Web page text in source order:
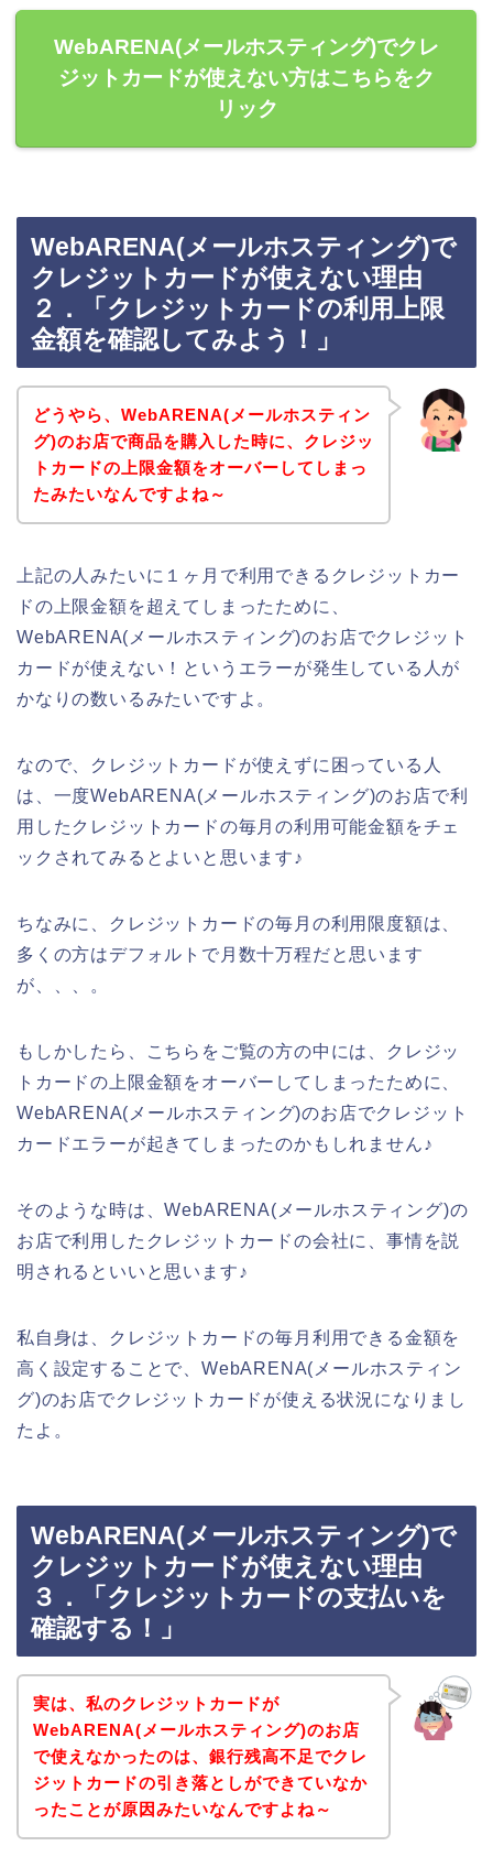
WebARENA(メールホスティング)でクレ
ジットカードが使えない方はこちらをク
リック
WebARENA(メールホスティング)で
クレジットカードが使えない理由
２．「クレジットカードの利用上限
金額を確認してみよう！」
どうやら、WebARENA(メールホスティン
グ)のお店で商品を購入した時に、クレジッ
トカードの上限金額をオーバーしてしまっ
たみたいなんですよね～
上記の人みたいに１ヶ月で利用できるクレジットカー
ドの上限金額を超えてしまったために、
WebARENA(メールホスティング)のお店でクレジット
カードが使えない！というエラーが発生している人が
かなりの数いるみたいですよ。
なので、クレジットカードが使えずに困っている人
は、一度WebARENA(メールホスティング)のお店で利
用したクレジットカードの毎月の利用可能金額をチェ
ックされてみるとよいと思います♪
ちなみに、クレジットカードの毎月の利用限度額は、
多くの方はデフォルトで月数十万程だと思います
が、、、。
もしかしたら、こちらをご覧の方の中には、クレジッ
トカードの上限金額をオーバーしてしまったために、
WebARENA(メールホスティング)のお店でクレジット
カードエラーが起きてしまったのかもしれません♪
そのような時は、WebARENA(メールホスティング)の
お店で利用したクレジットカードの会社に、事情を説
明されるといいと思います♪
私自身は、クレジットカードの毎月利用できる金額を
高く設定することで、WebARENA(メールホスティン
グ)のお店でクレジットカードが使える状況になりまし
たよ。
WebARENA(メールホスティング)で
クレジットカードが使えない理由
３．「クレジットカードの支払いを
確認する！」
実は、私のクレジットカードが
WebARENA(メールホスティング)のお店
で使えなかったのは、銀行残高不足でクレ
ジットカードの引き落としができていなか
ったことが原因みたいなんですよね～